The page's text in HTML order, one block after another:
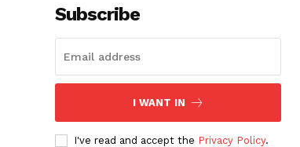
Subscribe
I WANT IN
I've read and accept the Privacy Policy.